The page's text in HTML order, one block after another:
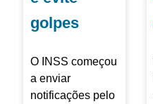
golpes
O INSS começou
a enviar
notificações pelo